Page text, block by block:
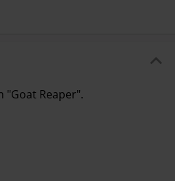
"Goat Reaper".